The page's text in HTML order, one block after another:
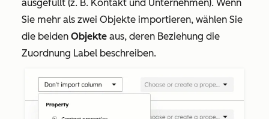
ausgefüllt (z. B. Kontakt und Unternehmen). Wenn
Sie mehr als zwei Objekte importieren, wählen Sie
die beiden Objekte aus, deren Beziehung die
Zuordnung Label beschreiben.